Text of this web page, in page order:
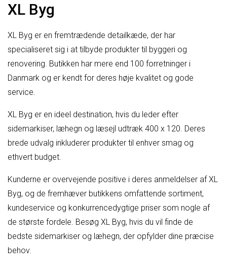
XL Byg
XL Byg er en fremtrædende detailkæde, der har
specialiseret sig i at tilbyde produkter til byggeri og
renovering. Butikken har mere end 100 forretninger i
Danmark og er kendt for deres høje kvalitet og gode
service.
XL Byg er en ideel destination, hvis du leder efter
sidemarkiser, læhegn og læsejl udtræk 400 x 120. Deres
brede udvalg inkluderer produkter til enhver smag og
ethvert budget.
Kunderne er overvejende positive i deres anmeldelser af XL
Byg, og de fremhæver butikkens omfattende sortiment,
kundeservice og konkurrencedygtige priser som nogle af
de største fordele. Besøg XL Byg, hvis du vil finde de
bedste sidemarkiser og læhegn, der opfylder dine præcise
behov.